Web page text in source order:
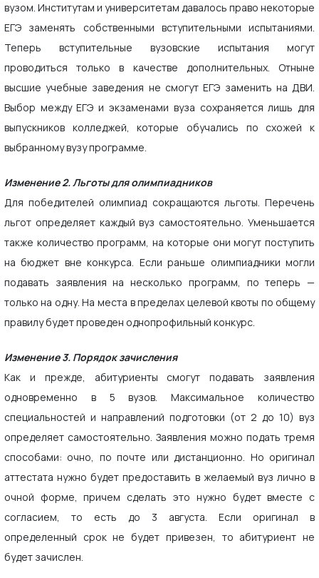
вузом. Институтам и университетам давалось право некоторые
ЕГЭ заменять собственными вступительными испытаниями.
Теперь вступительные вузовские испытания могут
проводиться только в качестве дополнительных. Отныне
высшие учебные заведения не смогут ЕГЭ заменить на ДВИ.
Выбор между ЕГЭ и экзаменами вуза сохраняется лишь для
выпускников колледжей, которые обучались по схожей к
выбранному вузу программе.
Изменение 2. Льготы для олимпиадников
Для победителей олимпиад сокращаются льготы. Перечень
льгот определяет каждый вуз самостоятельно. Уменьшается
также количество программ, на которые они могут поступить
на бюджет вне конкурса. Если раньше олимпиадники могли
подавать заявления на несколько программ, по теперь —
только на одну. На места в пределах целевой квоты по общему
правилу будет проведен однопрофильный конкурс.
Изменение 3. Порядок зачисления
Как и прежде, абитуриенты смогут подавать заявления
одновременно в 5 вузов. Максимальное количество
специальностей и направлений подготовки (от 2 до 10) вуз
определяет самостоятельно. Заявления можно подать тремя
способами: очно, по почте или дистанционно. Но оригинал
аттестата нужно будет предоставить в желаемый вуз лично в
очной форме, причем сделать это нужно будет вместе с
согласием, то есть до 3 августа. Если оригинал в
определенный срок не будет привезен, то абитуриент не
будет зачислен.